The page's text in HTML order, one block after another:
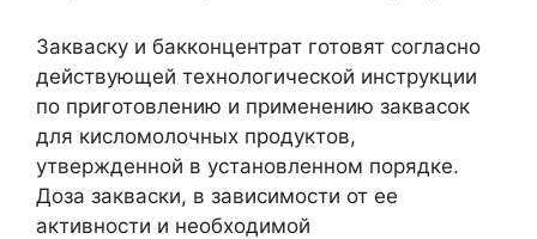
Закваску и бакконцентрат готовят согласно
действующей технологической инструкции
по приготовлению и применению заквасок
для кисломолочных продуктов,
утвержденной в установленном порядке.
Доза закваски, в зависимости от ее
активности и необходимой